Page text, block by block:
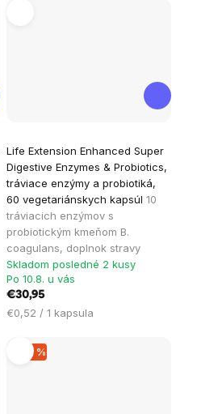
Life Extension Enhanced Super
Digestive Enzymes & Probiotics,
tráviace enzýmy a probiotiká,
60 vegetariánskych kapsúl 10
tráviacich enzýmov s
probiotickým kmeňom B.
coagulans, doplnok stravy
Skladom posledné 2 kusy
Po 10.8. u vás
€30,95
Jednotková
€0,52 / 1 kapsula
–36 %